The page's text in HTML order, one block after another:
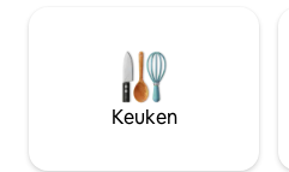
Keuken